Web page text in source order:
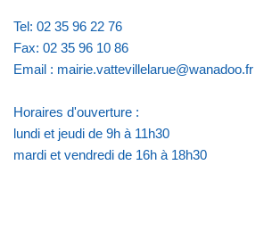
Tel: 02 35 96 22 76
Fax: 02 35 96 10 86
Email : mairie.vattevillelarue@wanadoo.fr
Horaires d'ouverture :
lundi et jeudi de 9h à 11h30
mardi et vendredi de 16h à 18h30